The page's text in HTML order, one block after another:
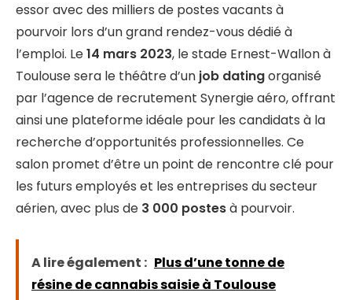
essor avec des milliers de postes vacants à
pourvoir lors d’un grand rendez-vous dédié à
l’emploi. Le14 mars 2023, le stade Ernest-Wallon à
Toulouse sera le théâtre d’un job datingorganisé
par l’agence de recrutement Synergie aéro, offrant
ainsi une plateforme idéale pour les candidats à la
recherche d’opportunités professionnelles. Ce
salon promet d’être un point de rencontre clé pour
les futurs employés et les entreprises du secteur
aérien, avec plus de 3 000 postesà pourvoir.
A lire également : Plus d’une tonne de
résine de cannabis saisie à Toulouse